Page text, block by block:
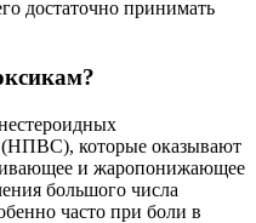
достаточно принимать
(НПВС), которые оказывают
и жаропонижающее
большого числа
часто при боли в